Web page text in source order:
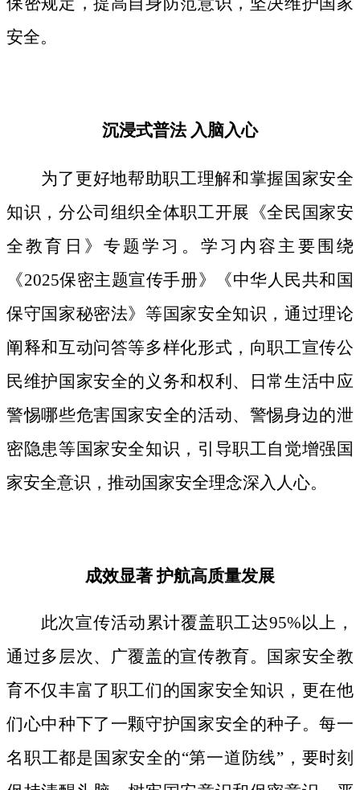
安全。
沉浸式普法 入脑入心
为了更好地帮助职工理解和掌握国家安全
知识，分公司组织全体职工开展《全民国家安
全教育日》专题学习。学习内容主要围绕
《2025保密主题宣传手册》《中华人民共和国
保守国家秘密法》等国家安全知识，通过理论
阐释和互动问答等多样化形式，向职工宣传公
民维护国家安全的义务和权利、日常生活中应
警惕哪些危害国家安全的活动、警惕身边的泄
密隐患等国家安全知识，引导职工自觉增强国
家安全意识，推动国家安全理念深入人心。
成效显著护航高质量发展
此次宣传活动累计覆盖职工达95%以上，
通过多层次、广覆盖的宣传教育。国家安全教
育不仅丰富了职工们的国家安全知识，更在他
们心中种下了一颗守护国家安全的种子。每一
名职工都是国家安全的“第一道防线”，要时刻